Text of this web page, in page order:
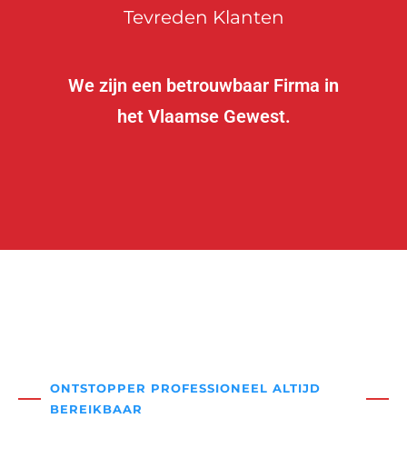
Tevreden Klanten
We zijn een betrouwbaar Firma in
het Vlaamse Gewest.
ONTSTOPPER PROFESSIONEEL ALTIJD
BEREIKBAAR